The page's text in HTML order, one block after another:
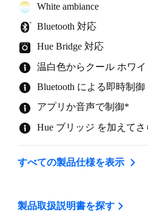
White ambiance
Bluetooth 対応
Hue Bridge 対応
温白色からクール ホワ
Bluetooth による即時制御
アプリか音声で制御*
Hue ブリッジ を加えてさ
すべての製品仕様を表示
製品取扱説明書を探す